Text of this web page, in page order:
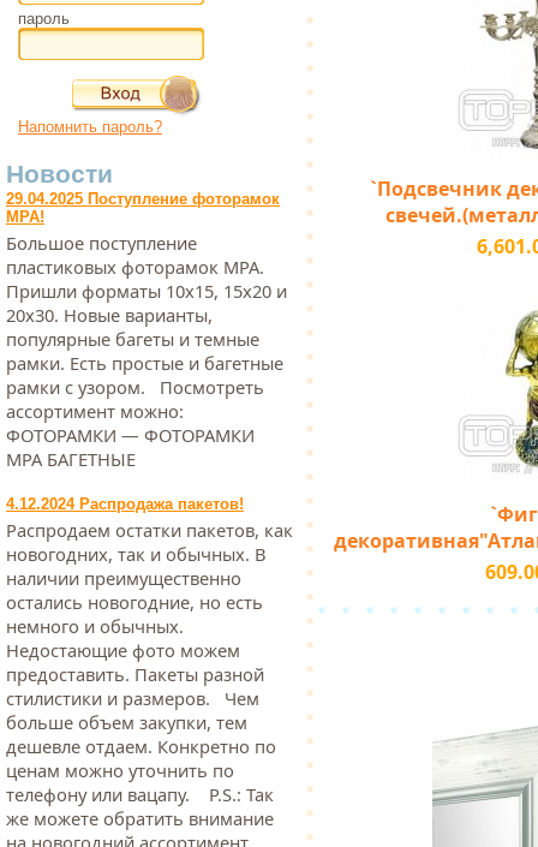
пароль
Напомнить пароль?
Новости
29.04.2025 Поступление фоторамок
МРА!
Большое поступление
пластиковых фоторамок МРА.
Пришли форматы 10х15, 15х20 и
20х30. Новые варианты,
популярные багеты и темные
рамки. Есть простые и багетные
рамки с узором. Посмотреть
ассортимент можно:
ФОТОРАМКИ — ФОТОРАМКИ
МРА БАГЕТНЫЕ
4.12.2024 Распродажа пакетов!
Распродаем остатки пакетов, как
новогодних, так и обычных. В
наличии преимущественно
остались новогодние, но есть
немного и обычных.
Недостающие фото можем
предоставить. Пакеты разной
стилистики и размеров. Чем
больше объем закупки, тем
дешевле отдаем. Конкретно по
ценам можно уточнить по
телефону или вацапу. Р.S.: Так
же можете обратить внимание
`Подсвечник